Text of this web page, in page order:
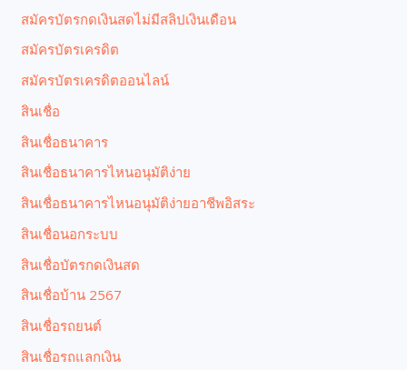
สมัครบัตรกดเงินสดไม่มีสลิปเงินเดือน
สมัครบัตรเครดิต
สมัครบัตรเครดิตออนไลน์
สินเชื่อ
สินเชื่อธนาคาร
สินเชื่อธนาคารไหนอนุมัติง่าย
สินเชื่อธนาคารไหนอนุมัติง่ายอาชีพอิสระ
สินเชื่อนอกระบบ
สินเชื่อบัตรกดเงินสด
สินเชื่อบ้าน 2567
สินเชื่อรถยนต์
สินเชื่อรถแลกเงิน